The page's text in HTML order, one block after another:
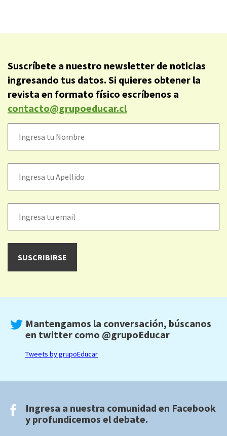
Suscríbete a nuestro newsletter de noticias
ingresando tus datos. Si quieres obtener la
revista en formato físico escríbenos a
contacto@grupoeducar.cl
Mantengamos la conversación, búscanos
en twitter como @grupoEducar
Tweets by grupoEducar
Ingresa a nuestra comunidad en Facebook
y profundicemos el debate.